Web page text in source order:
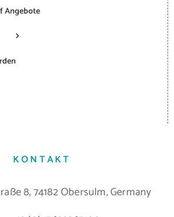
Angebote
KONTAKT
8, 74182 Obersulm, Germany